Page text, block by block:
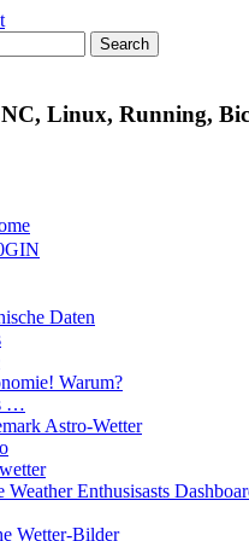
Linux, Running,
Daten
Warum?
…
Astro-Wetter
Weather Enthusisasts
Wetter-Bilder